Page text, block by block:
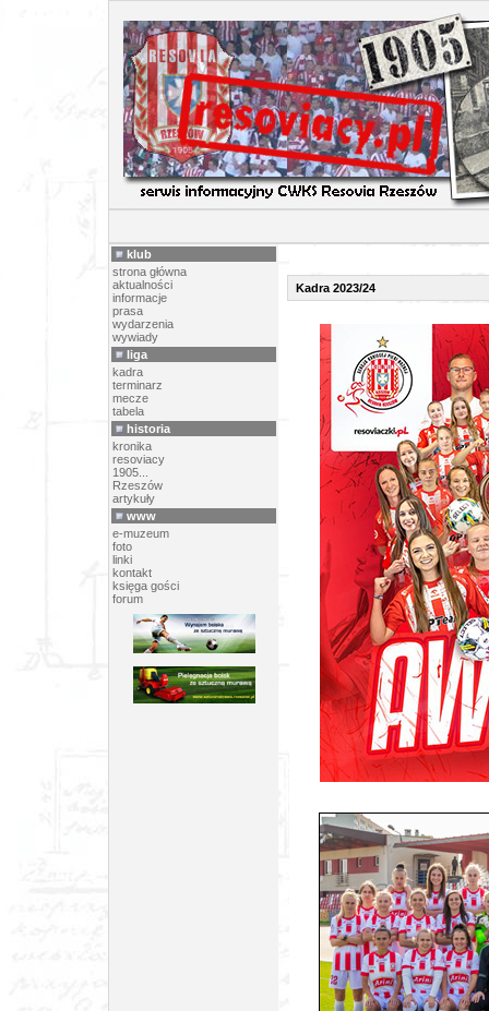
klub
strona główna
aktualności
informacje
prasa
wydarzenia
wywiady
liga
kadra
terminarz
mecze
tabela
historia
kronika
resoviacy
1905...
Rzeszów
artykuły
www
e-muzeum
foto
linki
kontakt
księga gości
forum
Kadra 2023/24